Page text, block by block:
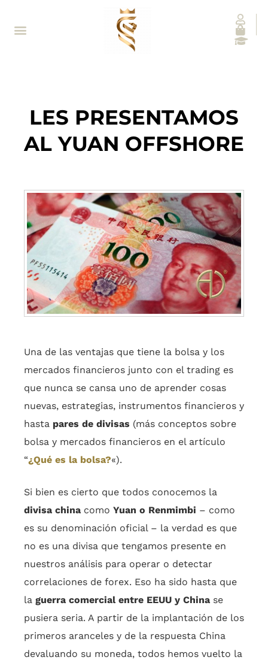
LES PRESENTAMOS
AL YUAN OFFSHORE
Una de las ventajas que tiene la bolsa y los
mercados financieros junto con el trading es
que nunca se cansa uno de aprender cosas
nuevas, estrategias, instrumentos financieros y
hasta pares de divisas (más conceptos sobre
bolsa y mercados financieros en el artículo
“¿Qué es la bolsa?«).
Si bien es cierto que todos conocemos la
divisa china como Yuan o Renmimbi – como
es su denominación oficial – la verdad es que
no es una divisa que tengamos presente en
nuestros análisis para operar o detectar
correlaciones de forex. Eso ha sido hasta que
la guerra comercial entre EEUU y China se
pusiera seria. A partir de la implantación de los
primeros aranceles y de la respuesta China
devaluando su moneda, todos hemos vuelto la